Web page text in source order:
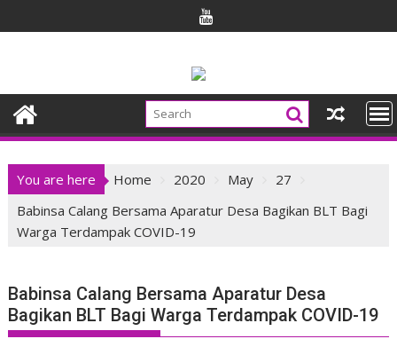
to
You are here Home 2020 May
27
Babinsa Calang Bersama Aparatur Desa Bagikan BLT Bagi
Warga Terdampak COVID-19
Babinsa Calang Bersama Aparatur Desa
Bagikan BLT Bagi Warga Terdampak COVID-19